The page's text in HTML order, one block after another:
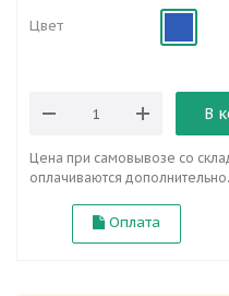
Цвет
В
Цена при самовывозе со
оплачиваются дополнительно.
Оплата